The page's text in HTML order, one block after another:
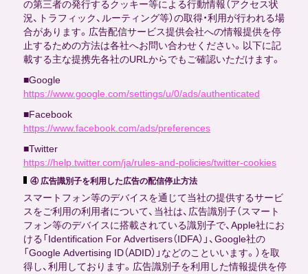
の第三者の発行するクッキー等による行動情報（アクセス状
況、トラフィック、ルーティング等）の取得・利用が行われる場
合があります。広告配信サービス提供会社への情報提供を停
止するための方法は各社へお問い合わせください。以下に記
載する主な提携先各社のURLからでもご確認いただけます。
■Google
https://www.google.com/settings/u/0/ads/authenticated
■Facebook
https://www.facebook.com/ads/preferences
■Twitter
https://help.twitter.com/ja/rules-and-policies/twitter-cookies
④ 広告識別子を利用した広告の配信停止方法
スマートフォン等のデバイスを通じて当社の提供するサービ
スをご利用の利用者について、当社は、広告識別子（スマート
フォン等のデバイスに搭載されている識別子で、Apple社にお
ける「Identification For Advertisers（IDFA）」、Google社の
「Google Advertising ID（ADID）」などのこといいます。）を取
得し、利用しております。広告識別子を利用した情報提供を停